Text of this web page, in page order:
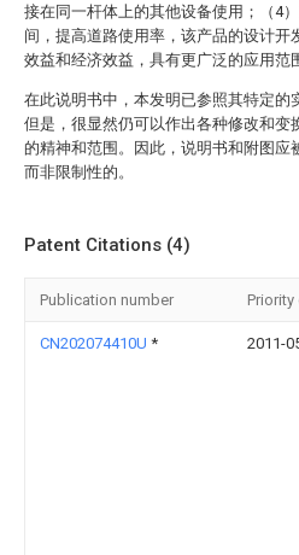
接在同一杆体上的其他设备使用；（4
间，提高道路使用率，该产品的设计开
效益和经济效益，具有更广泛的应用范
在此说明书中，本发明已参照其特定的
但是，很显然仍可以作出各种修改和变
的精神和范围。因此，说明书和附图应
而非限制性的。
Patent Citations (4)
Publication number Priority
CN202074410U * 2011-